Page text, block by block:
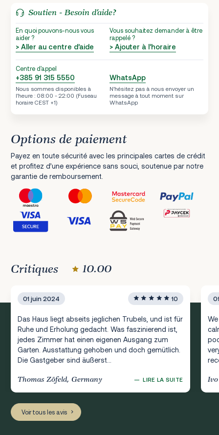
Soutien - Besoin d’aide?
En quoi pouvons-nous vous
aider ?
> Aller au centre d’aide
Vous souhaitez demander à être
rappelé ?
> Ajouter à l’horaire
Centre d'appel
+385 91 315 5550
Nous sommes disponibles à
l’heure : 08:00 - 22:00 (Fuseau
horaire CEST +1)
WhatsApp
N’hésitez pas à nous envoyer un
message à tout moment sur
WhatsApp
Options de paiement
Payez en toute sécurité avec les principales cartes de crédit
et profitez d’une expérience sans souci, soutenue par notre
garantie de remboursement.
Critiques 10.00
01 juin 2024 10
Das Haus liegt abseits jeglichen Trubels, und ist für
Ruhe und Erholung gedacht. Was faszinierend ist,
jedes Zimmer hat einen eigenen Ausgang zum
Garten. Ausstattung gehoben und doch gemütlich.
Die Gastgeber sind äußerst...
Thomas Zöfeld, Germany — LIRE LA SUITE
Voir tous les avis